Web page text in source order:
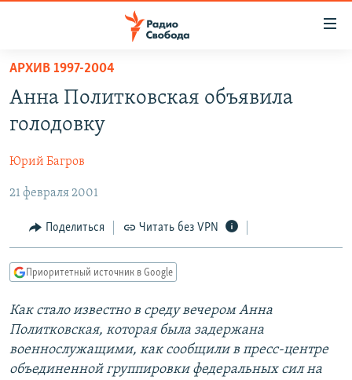
упрощенного
доступа
основному
Вернутся
главной
навигации
Вернутся
поиску
АВТОРСКИЕ ПРОЕКТЫ
ЦИТАТЫ СВОБОДЫ
МНЕНИЯ
КУЛЬТУРА
IDEL.РЕАЛИИ
КАВКАЗ.РЕАЛИИ
СЕВЕР.РЕАЛИИ
СИБИРЬ.РЕАЛИИ
РАСПИСАНИЕ ВЕЩАНИЯ
АРХИВ 1997-2004
Анна Политковская объявила
голодовку
Юрий Багров
21 февраля 2001
Поделиться Читать без VPN
Приоритетный источник в Google
Как стало известно в среду вечером Анна
Политковская, которая была задержана
военнослужащими, как сообщили в пресс-центре
объединенной группировки федеральных сил на